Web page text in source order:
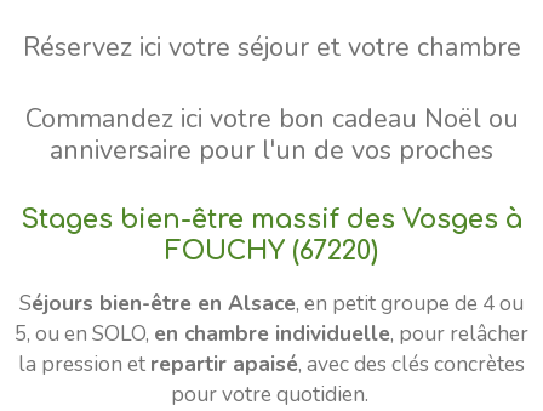
Réservez ici votre séjour et votre chambre
Commandez ici votre bon cadeau Noël ou
anniversaire pour l'un de vos proches
Stages bien-être massif des Vosges à
FOUCHY (67220)
Séjours bien-être en Alsace, en petit groupe de 4 ou
5, ou en SOLO, en chambre individuelle, pour relâcher
la pression et repartir apaisé, avec des clés concrètes
pour votre quotidien.